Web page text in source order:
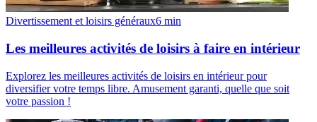
Divertissement et loisirs généraux6 min
Les meilleures activités de loisirs à faire en intérieur
Explorez les meilleures activités de loisirs en intérieur pour
diversifier votre temps libre. Amusement garanti, quelle que soit
votre passion !